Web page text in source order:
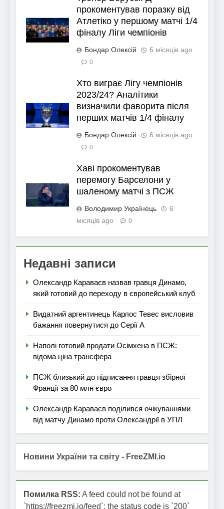
прокоментував поразку від
Атлетіко у першому матчі 1/4
фіналу Ліги чемпіонів
Бондар Олексій 6 місяців ago
0
Хто виграє Лігу чемпіонів
2023/24? Аналітики
визначили фаворита після
перших матчів 1/4 фіналу
Бондар Олексій 6 місяців ago
0
Хаві прокоментував
перемогу Барселони у
шаленому матчі з ПСЖ
Володимир Українець
6
місяців ago
0
Недавні записи
Олександр Караваєв назвав гравця Динамо,
який готовий до переходу в європейський клуб
Видатний аргентинець Карлос Тевес висловив
бажання повернутися до Серії А
Наполі готовий продати Осімхена в ПСЖ:
відома ціна трансфера
ПСЖ близький до підписання гравця збірної
Франції за 80 млн євро
Олександр Караваєв поділився очікуваннями
від матчу Динамо проти Олександрії в УПЛ
Новини України та світу - FreeZMI.io
Помилка RSS: A feed could not be found at
`https://freezmi.io/feed`; the status code is `200`